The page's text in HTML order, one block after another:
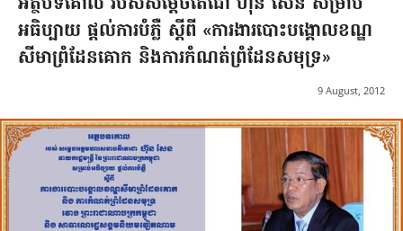
អធិប្បាយ ផ្តល់​ការ​បំភ្លឺ ស្តីពី «ការងារ​បោះ​បង្គោល​ខណ្ឌ​
សីមា​ព្រំដែន​គោក និងការ​កំណត់​ព្រំដែន​សមុទ្រ»
9 August, 2012